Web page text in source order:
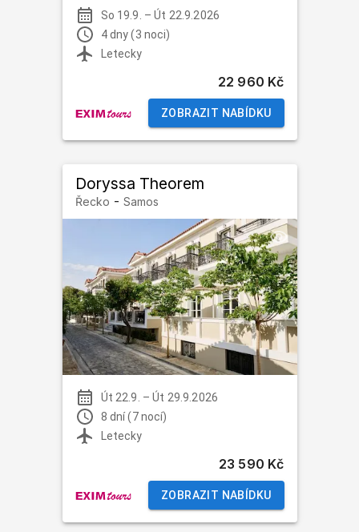
So 19.9. –Út 22.9.2026
4 dny (3 noci)
Letecky
22 960 Kč
ZOBRAZIT NABÍDKU
Doryssa Theorem
Řecko - Samos
Út 22.9. –Út 29.9.2026
8 dní (7 nocí)
Letecky
23 590 Kč
ZOBRAZIT NABÍDKU